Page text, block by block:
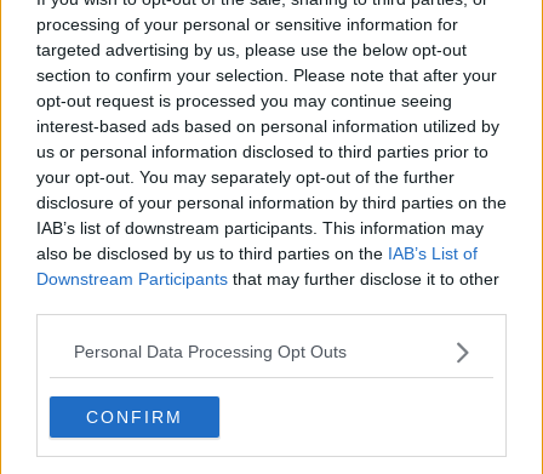
processing of your personal or sensitive information for
targeted advertising by us, please use the below opt-out
section to confirm your selection. Please note that after your
opt-out request is processed you may continue seeing
interest-based ads based on personal information utilized by
us or personal information disclosed to third parties prior to
your opt-out. You may separately opt-out of the further
disclosure of your personal information by third parties on the
IAB’s list of downstream participants. This information may
also be disclosed by us to third parties on the IAB’s List of
Downstream Participants that may further disclose it to other
Personal Data Processing Opt Outs
CONFIRM
reciproco supporto tra le amministrazioni,
Per il CNVVF erano presenti il vice Comandante DVD dott. ing.
Argenzio Arcangelo, il responsabile provinciale del settore SA IA
Lavorini Mario Luca, il Funzionario dei SMZT responsabile
regionale del settore del SA e coordinatore dei SMZT SDACE
Becherucci Massimo assieme al coordinatore regionale del SA VFC
Germelli Raffaello oltre che personale Soccorritore Acquatico dei
Comandi della Toscana, che hanno potuto apprezzare durante una
Per la Capitaneria di Porto erano presenti il Capitano di Fregata
Marittima della Liguria, del progetto della “RescueRunner”, mentre
in rappresentanza della Direzione Marittima di Livorno e della
Capitaneria di Porto di Marina di Carrara erano presenti alcuni